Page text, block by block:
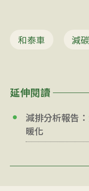
和泰車 減碳
延伸閱讀
減排分析報告
暖化